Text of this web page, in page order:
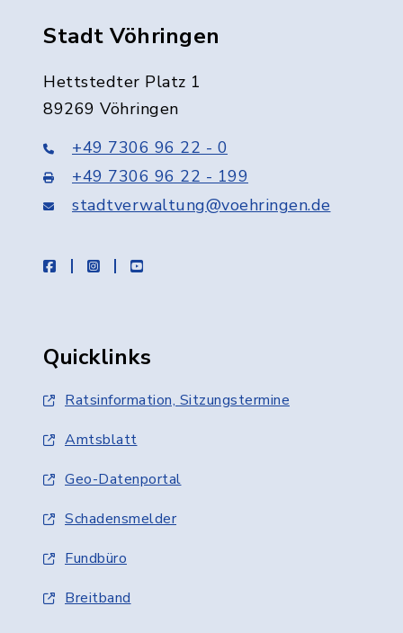
Stadt Vöhringen
Hettstedter Platz 1
89269 Vöhringen
+49 7306 96 22 - 0
+49 7306 96 22 - 199
stadtverwaltung@voehringen.de
facebookinstagramyoutube
Quicklinks
Ratsinformation, Sitzungstermine
Amtsblatt
Geo-Datenportal
Schadensmelder
Fundbüro
Breitband